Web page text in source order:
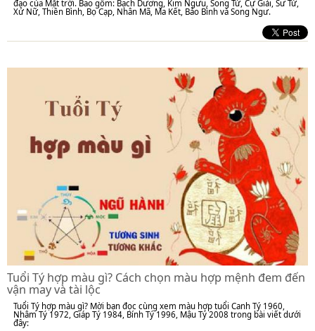
đạo của Mặt trời. Bao gồm: Bạch Dương, Kim Ngưu, Song Tử, Cự Giải, Sư Tử,
Xử Nữ, Thiên Bình, Bọ Cạp, Nhân Mã, Ma Kết, Bảo Bình và Song Ngư.
Tuổi Tý hợp màu gì? Cách chọn màu hợp mệnh đem đến
vận may và tài lộc
Tuổi Tý hợp màu gì? Mời bạn đọc cùng xem màu hợp tuổi Canh Tý 1960,
Nhâm Tý 1972, Giáp Tý 1984, Bính Tý 1996, Mậu Tý 2008 trong bài viết dưới
đây: